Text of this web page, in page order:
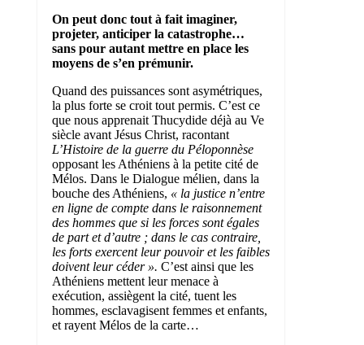
On peut donc tout à fait imaginer,
projeter, anticiper la catastrophe…
sans pour autant mettre en place les
moyens de s’en prémunir.
Quand des puissances sont asymétriques,
la plus forte se croit tout permis. C’est ce
que nous apprenait Thucydide déjà au Ve
siècle avant Jésus Christ, racontant
L’Histoire de la guerre du Péloponnèse
opposant les Athéniens à la petite cité de
Mélos. Dans le Dialogue mélien, dans la
bouche des Athéniens, « la justice n’entre
en ligne de compte dans le raisonnement
des hommes que si les forces sont égales
de part et d’autre ; dans le cas contraire,
les forts exercent leur pouvoir et les faibles
doivent leur céder ». C’est ainsi que les
Athéniens mettent leur menace à
exécution, assiègent la cité, tuent les
hommes, esclavagisent femmes et enfants,
et rayent Mélos de la carte…